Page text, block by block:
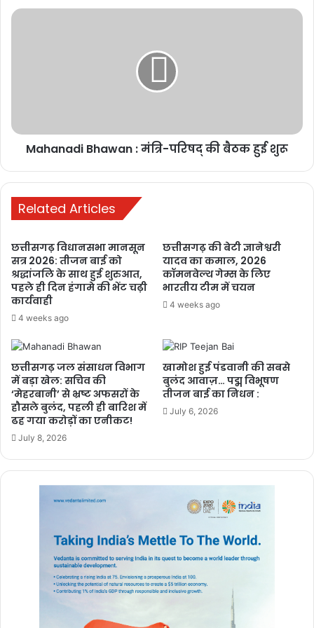
1 week ago
मनेन्द्रगढ़: बीआर
कार्यालय परिसर
कर्मचारियों व
आमजन परेशान
2 weeks ago
के जल संरक्षण
मॉडल की सराहना,
ISRO तकनीक से
बढ़ा भूजल स्तर
Mahanadi Bhawan : मंत्रि-परिषद् की बैठक हुई शुरू
Related Articles
छत्तीसगढ़ विधानसभा मानसून
सत्र 2026: तीजन बाई को
श्रद्धांजलि के साथ हुई शुरुआत,
पहले ही दिन हंगामे की भेंट चढ़ी
कार्यवाही
4 weeks ago
छत्तीसगढ़ की बेटी ज्ञानेश्वरी
यादव का कमाल, 2026
कॉमनवेल्थ गेम्स के लिए
भारतीय टीम में चयन
4 weeks ago
छत्तीसगढ़ जल संसाधन विभाग
में बड़ा खेल: सचिव की
‘मेहरबानी’ से भ्रष्ट अफसरों के
हौसले बुलंद, पहली ही बारिश में
ढह गया करोड़ों का एनीकट!
July 8, 2026
खामोश हुई पंडवानी की सबसे
बुलंद आवाज़… पद्म विभूषण
तीजन बाई का निधन :
July 6, 2026